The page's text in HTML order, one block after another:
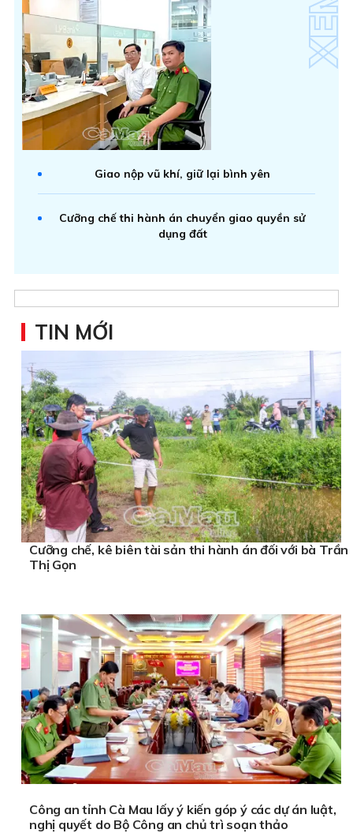
Giao nộp vũ khí, giữ lại bình yên
Cưỡng chế thi hành án chuyển giao quyền sử
dụng đất
TIN MỚI
Cưỡng chế, kê biên tài sản thi hành án đối với bà Trần
Thị Gọn
Công an tỉnh Cà Mau lấy ý kiến góp ý các dự án luật,
nghị quyết do Bộ Công an chủ trì soạn thảo